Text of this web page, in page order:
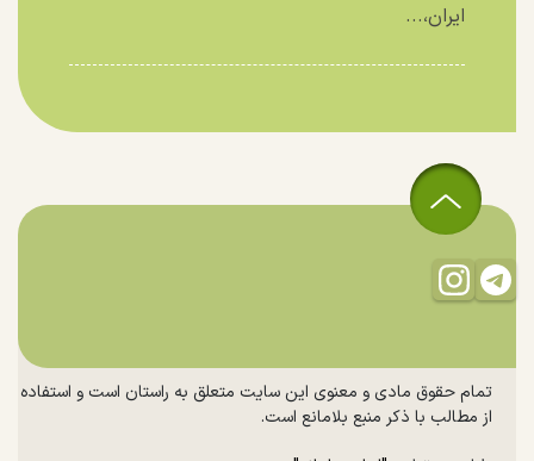
ایران،...
تمام حقوق مادی و معنوی این سایت متعلق به راستان است و استفاده
از مطالب با ذکر منبع بلامانع است.